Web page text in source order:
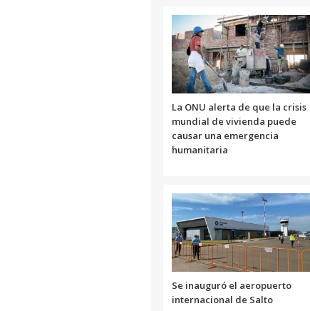
La ONU alerta de que la crisis
mundial de vivienda puede
causar una emergencia
humanitaria
Se inauguró el aeropuerto
internacional de Salto